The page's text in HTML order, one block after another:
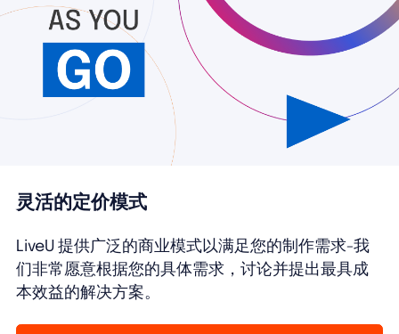
灵活的定价模式
LiveU 提供广泛的商业模式以满足您的制作需求-我
们非常愿意根据您的具体需求，讨论并提出最具成
本效益的解决方案。